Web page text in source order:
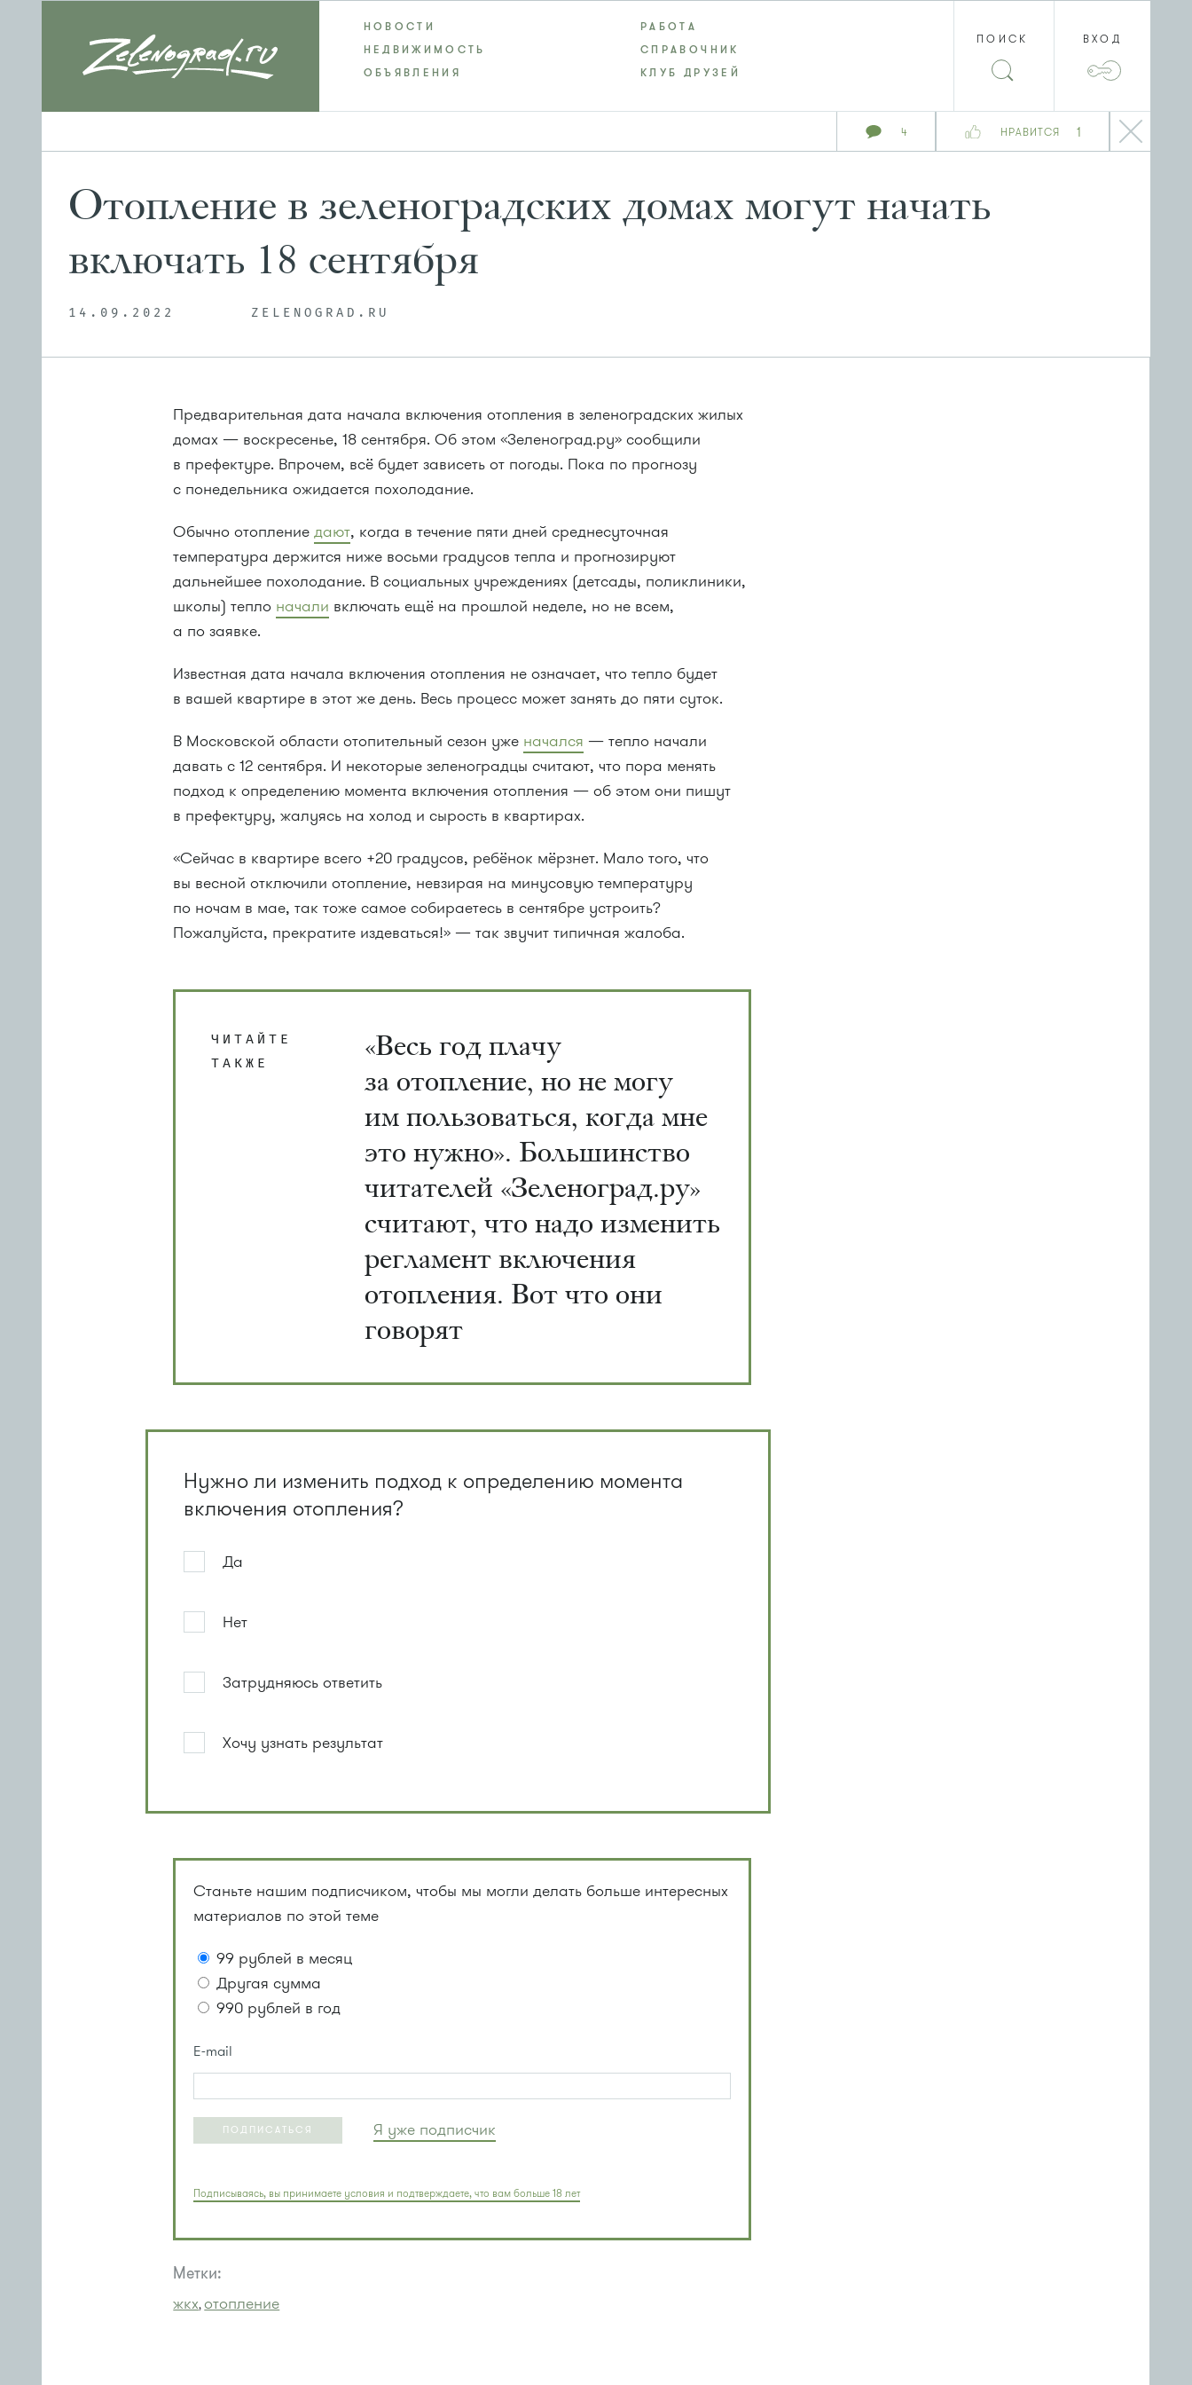
4 НРАВИТСЯ 1
НОВОСТИ
РАБОТА
НЕДВИЖИМОСТЬ
СПРАВОЧНИК
ОБЪЯВЛЕНИЯ
КЛУБ ДРУЗЕЙ
ПОИСК ВХОД
Отопление в зеленоградских домах могут начать
включать 18 сентября
14.09.2022 ZELENOGRAD.RU
Предварительная дата начала включения отопления в зеленоградских жилых
домах — воскресенье, 18 сентября. Об этом «Зеленоград.ру» сообщили
в префектуре. Впрочем, всё будет зависеть от погоды. Пока по прогнозу
с понедельника ожидается похолодание.
Обычно отоплениедают, когда в течение пяти дней среднесуточная
температура держится ниже восьми градусов тепла и прогнозируют
дальнейшее похолодание. В социальных учреждениях (детсады, поликлиники,
школы) тепло начали включать ещё на прошлой неделе, но не всем,
а по заявке.
Известная дата начала включения отопления не означает, что тепло будет
в вашей квартире в этот же день. Весь процесс может занять до пяти суток.
В Московской области отопительный сезон уже начался — тепло начали
давать с 12 сентября. И некоторые зеленоградцы считают, что пора менять
подход к определению момента включения отопления — об этом они пишут
в префектуру, жалуясь на холод и сырость в квартирах.
«Сейчас в квартире всего +20 градусов, ребёнок мёрзнет. Мало того, что
вы весной отключили отопление, невзирая на минусовую температуру
по ночам в мае, так тоже самое собираетесь в сентябре устроить?
Пожалуйста, прекратите издеваться!» — так звучит типичная жалоба.
ЧИТАЙТЕ
ТАКЖЕ
«Весь год плачу
за отопление, но не могу
им пользоваться, когда мне
это нужно». Большинство
читателей «Зеленоград.ру»
считают, что надо изменить
регламент включения
отопления. Вот что они
говорят
Нужно ли изменить подход к определению момента
включения отопления?
Да
Нет
Затрудняюсь ответить
Хочу узнать результат
Станьте нашим подписчиком, чтобы мы могли делать больше интересных
материалов по этой теме
99 рублей в месяц
Другая сумма
990 рублей в год
E-mail
ПОДПИСАТЬСЯ Я уже подписчик
Подписываясь, вы принимаете условия и подтверждаете, что вам больше 18 лет
Метки:
жкх,отопление